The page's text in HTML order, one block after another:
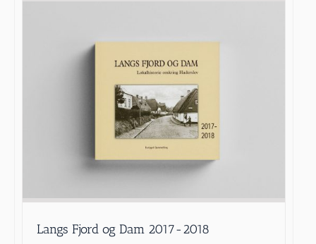
Langs Fjord og Dam 2017-2018